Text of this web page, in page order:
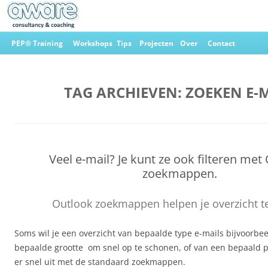
Ga
naar
PEP® Training Workshops Tips Projecten Over Contact
TAG ARCHIEVEN: ZOEKEN E-
Veel e-mail? Je kunt ze ook filteren met
zoekmappen.
Outlook zoekmappen helpen je overzicht
Soms wil je een overzicht van bepaalde type e-mails
bepaalde grootte om snel op te schonen, of van een bepaald
er snel uit met de standaard zoekmappen.